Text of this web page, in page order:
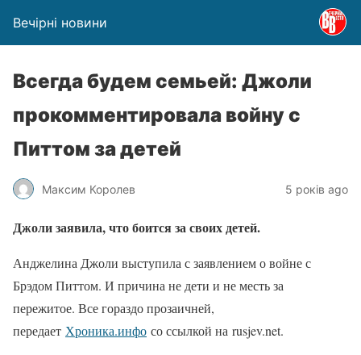
Вечірні новини
Всегда будем семьей: Джоли
прокомментировала войну с
Питтом за детей
Максим Королев 5 років ago
Джоли заявила, что боится за своих детей.
Анджелина Джоли выступила с заявлением о войне с
Брэдом Питтом. И причина не дети и не месть за
пережитое. Все гораздо прозаичней,
передает Хроника.инфо со ссылкой на rusjev.net.